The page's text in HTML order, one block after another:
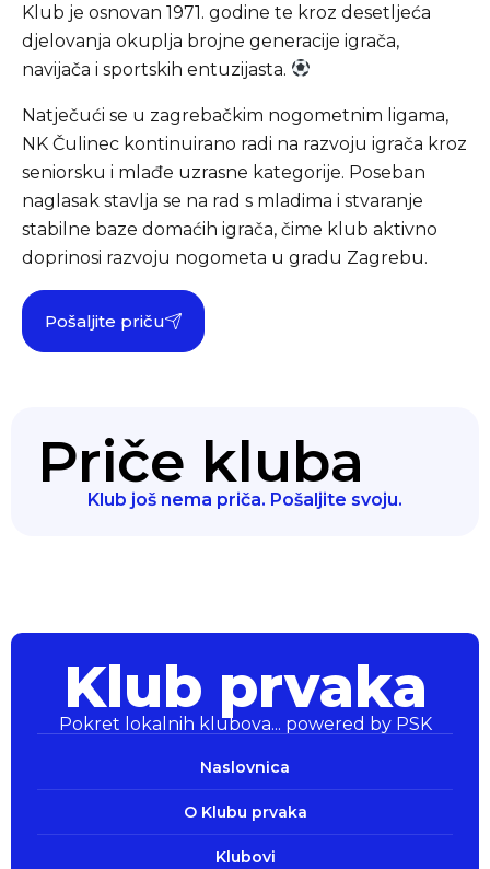
Klub je osnovan 1971. godine te kroz desetljeća
djelovanja okuplja brojne generacije igrača,
navijača i sportskih entuzijasta.
Natječući se u zagrebačkim nogometnim ligama,
NK Čulinec kontinuirano radi na razvoju igrača kroz
seniorsku i mlađe uzrasne kategorije. Poseban
naglasak stavlja se na rad s mladima i stvaranje
stabilne baze domaćih igrača, čime klub aktivno
doprinosi razvoju nogometa u gradu Zagrebu.
Pošaljite priču
Priče kluba
Klub još nema priča. Pošaljite svoju.
Klub prvaka
Pokret lokalnih klubova... powered by PSK
Naslovnica
O Klubu prvaka
Klubovi